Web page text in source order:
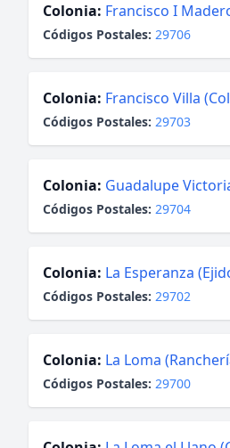
Colonia: Francisco I
Códigos Postales: 29706
Colonia: Francisco Villa
Códigos Postales: 29703
Colonia: Guadalupe
Códigos Postales: 29704
Colonia: La Esperanza
Códigos Postales: 29702
Colonia: La Loma
Códigos Postales: 29700